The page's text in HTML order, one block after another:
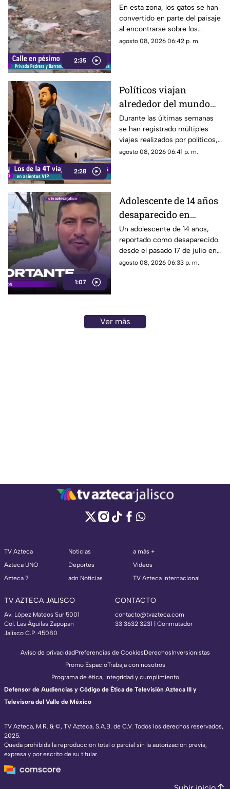
2:35
Privada Pedrera y
Barrancones
En esta zona, los gatos se han
convertido en parte del paisaje
al encontrarse sobre los
techos y las puertas de las
agosto 08, 2026 06:42 p. m.
2:28
Políticos viajan
alrededor del mundo
sin ninguna
preocupación
Durante las últimas semanas
se han registrado múltiples
viajes realizados por políticos,
sin que hasta el momento
elevado gasto que han
generado.
agosto 08, 2026 06:41 p. m.
1:07
Adolescente de 14 años
desaparecido en
Tlaquepaque es
trasladado a Jalisco
tras ser localizado en
Michoacán
Un adolescente de 14 años,
reportado como desaparecido
desde el pasado 17 de julio en
Tlaquepaque, fue localizado
agosto 08, 2026 06:33 p. m.
Ver más
TV Azteca
Azteca UNO
Azteca 7
Noticias
Deportes
adn Noticias
a más +
Videos
TV Azteca Internacional
TV AZTECA JALISCO
Av. López Mateos Sur 5001
Col. Las Águilas Zapopan
Jalisco C.P. 45080
CONTACTO
contacto@tvazteca.com
33 3632 3231 | Conmutador
TV Azteca, M.R. & ©, TV Azteca, S.A.B. de C.V. Todos los derechos reservados,
2025.
Queda prohibida la reproducción total o parcial sin la autorización previa,
expresa y por escrito de su titular.
Aviso de privacidadPreferencias de CookiesDerechosInversionistas
Promo EspacioTrabaja con nosotros
Programa de ética, integridad y cumplimiento
Defensor de Audiencias y Código de Ética de Televisión Azteca III y
Televisora del Valle de México